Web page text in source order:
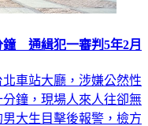
鐘 通緝犯一審判5年2月
車站大廳，涉嫌公然性
鐘，現場人來人往卻無
大生目擊後報警，檢方